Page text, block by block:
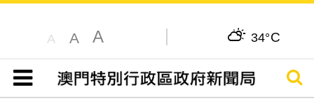
A A A 34°C
目錄
搜尋